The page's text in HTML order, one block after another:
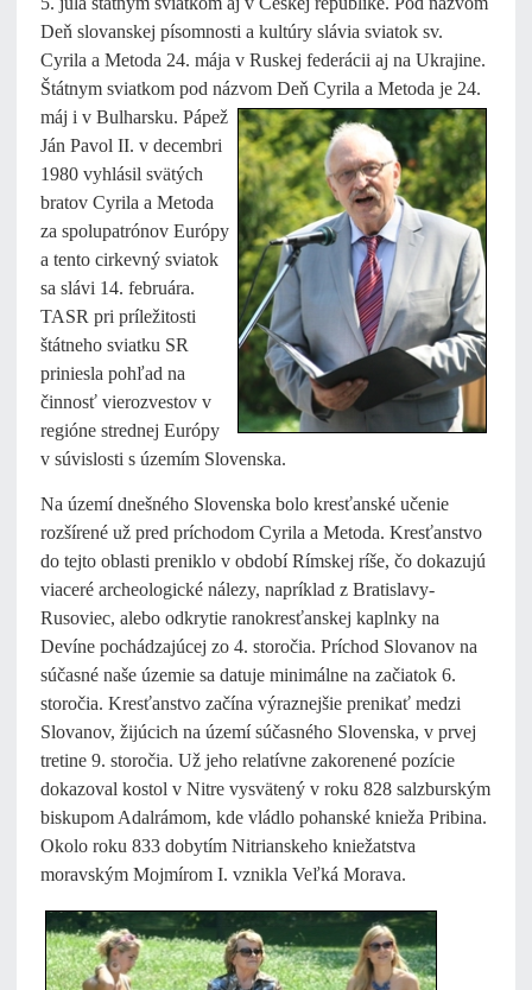
Deň slovanskej písomnosti a kultúry slávia sviatok sv.
Cyrila a Metoda 24. mája v Ruskej federácii aj na Ukrajine.
Štátnym sviatkom pod názvom Deň Cyrila a Metoda je 24.
máj i v Bulharsku. Pápež
Ján Pavol II. v decembri
1980 vyhlásil svätých
bratov Cyrila a Metoda
za spolupatrónov Európy
a tento cirkevný sviatok
sa slávi 14. februára.
TASR pri príležitosti
štátneho sviatku SR
priniesla pohľad na
činnosť vierozvestov v
regióne strednej Európy
v súvislosti s územím Slovenska.
Na území dnešného Slovenska bolo kresťanské učenie
rozšírené už pred príchodom Cyrila a Metoda. Kresťanstvo
do tejto oblasti preniklo v období Rímskej ríše, čo dokazujú
viaceré archeologické nálezy, napríklad z Bratislavy-
Rusoviec, alebo odkrytie ranokresťanskej kaplnky na
Devíne pochádzajúcej zo 4. storočia. Príchod Slovanov na
súčasné naše územie sa datuje minimálne na začiatok 6.
storočia. Kresťanstvo začína výraznejšie prenikať medzi
Slovanov, žijúcich na území súčasného Slovenska, v prvej
tretine 9. storočia. Už jeho relatívne zakorenené pozície
dokazoval kostol v Nitre vysvätený v roku 828 salzburským
biskupom Adalrámom, kde vládlo pohanské knieža Pribina.
Okolo roku 833 dobytím Nitrianskeho kniežatstva
moravským Mojmírom I. vznikla Veľká Morava.